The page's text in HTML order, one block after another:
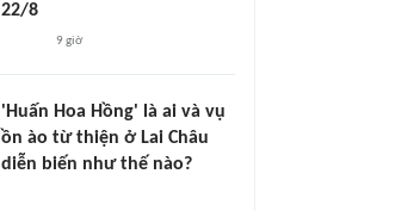
22/8
9 giờ
'Huấn Hoa Hồng' là ai và vụ
ồn ào từ thiện ở Lai Châu
diễn biến như thế nào?